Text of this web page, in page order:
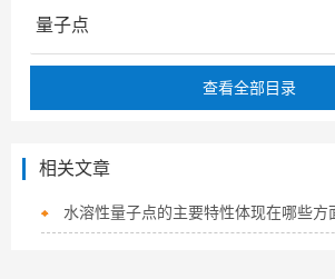
量子点
查看全部目录
相关文章
水溶性量子点的主要特性体现在哪些方